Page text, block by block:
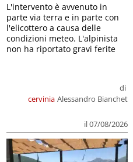
cervinia
di
Alessandro Bianchet
il 07/08/2026
L'intervento è avvenuto in
parte via terra e in parte con
l'elicottero a causa delle
condizioni meteo. L'alpinista
non ha riportato gravi ferite